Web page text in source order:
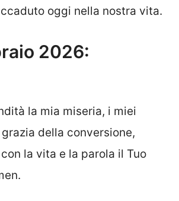
oggi nella nostra vita.
2026:
la mia miseria, i miei
della conversione,
la vita e la parola il Tuo